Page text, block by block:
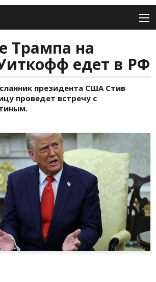
Трампа на
едет в РФ
президента США Стив
проведет встречу с